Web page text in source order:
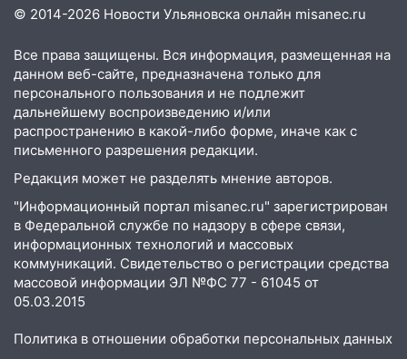
18:11 Ульяновская область стала
«Культурное долголетие»
17:23 Прогноз погоды в Ульяновской
области на 8 августа
17:16 В реанимацию Ульяновской
новых аппаратов ИВЛ
16:51 В Чердаклинском районе
ремонтируют дороги, ставят остановки
и проводят новое освещение
16:35 В Ульяновске установили ещё
мусора
© 2014-2026 Новости Ульяновска онлайн misanec.ru
Все права защищены. Вся информация, размещенная на
данном веб-сайте, предназначена только для
персонального пользования и не подлежит
дальнейшему воспроизведению и/или
распространению в какой-либо форме, иначе как с
письменного разрешения редакции.
Редакция может не разделять мнение авторов.
"Информационный портал misanec.ru" зарегистрирован
в Федеральной службе по надзору в сфере связи,
информационных технологий и массовых
коммуникаций. Свидетельство о регистрации средства
массовой информации ЭЛ №ФС 77 - 61045 от
05.03.2015
Политика в отношении обработки персональных данных